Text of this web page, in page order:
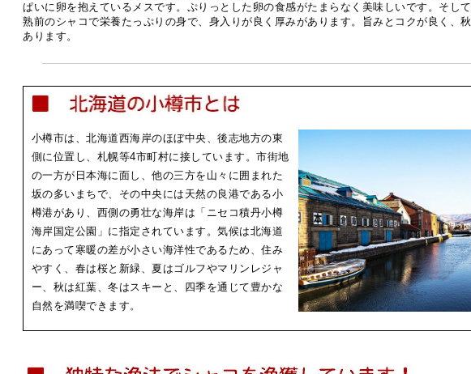
ぱいに卵を抱えているメスです。ぷりっとした卵の食感がたまらなく美味しいです。そし
熟前のシャコで栄養たっぷりの身で、身入りが良く厚みがあります。旨みとコクが良く、
あります。
小樽市は、北海道西海岸のほぼ中央、後志地方の東
側に位置し、札幌等4市町村に接しています。市街地
の一方が日本海に面し、他の三方を山々に囲まれた
坂の多いまちで、その中央には天然の良港である小
樽港があり、西側の勇壮な海岸は「ニセコ積丹小樽
海岸国定公園」に指定されています。気候は北海道
にあって寒暖の差が小さい海洋性であるため、住み
やすく、春は桜と新緑、夏はゴルフやマリンレジャ
ー、秋は紅葉、冬はスキーと、四季を通じて豊かな
自然を満喫できます。